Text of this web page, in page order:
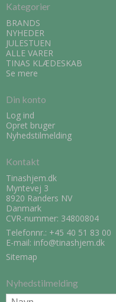
Kategorier
BRANDS
NYHEDER
JULESTUEN
ALLE VARER
TINAS KLÆDESKAB
Se mere
Din konto
Log ind
Opret bruger
Nyhedstilmelding
Kontakt
Tinashjem.dk
Myntevej 3
8920 Randers NV
Danmark
CVR-nummer: 34800804
Telefonnr.: +45 40 51 83 00
E-mail: info@tinashjem.dk
Sitemap
Nyhedstilmelding